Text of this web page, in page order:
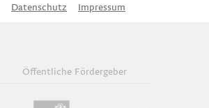
Datenschutz Impressum
Öffentliche Fördergeber